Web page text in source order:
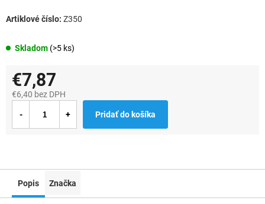
Skladom (>5 ks)
Z350
€7,87
€6,40 bez DPH
cena:
Pridať do košíka
Popis Značka